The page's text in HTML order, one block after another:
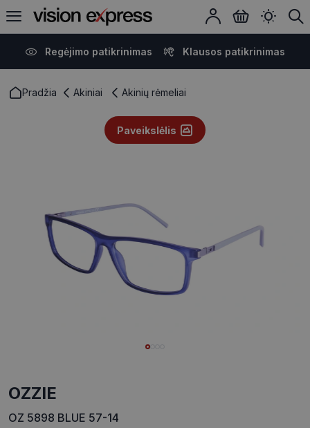
Regėjimo patikrinimas Klausos patikrinimas
Pradžia Akiniai Akinių rėmeliai
Paveikslėlis
OZZIE
OZ 5898 BLUE 57-14